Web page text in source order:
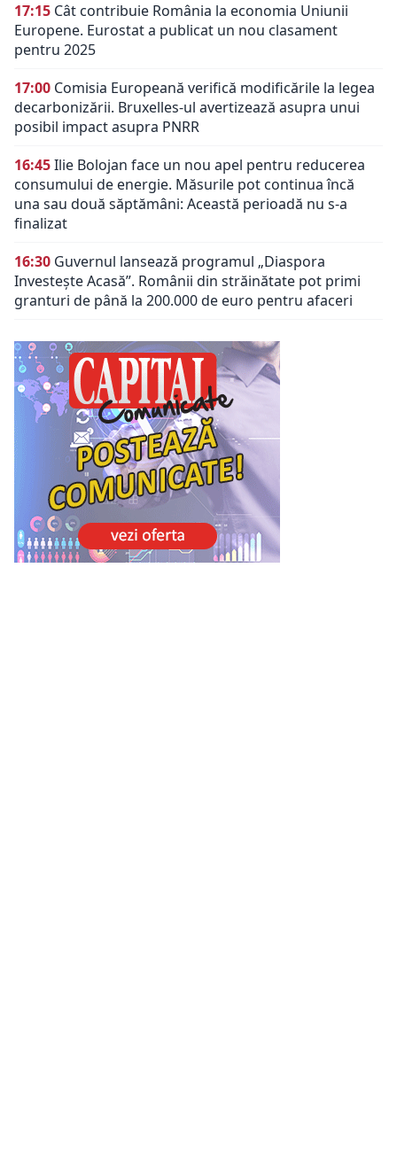
17:15 Cât contribuie România la economia Uniunii
Europene. Eurostat a publicat un nou clasament
pentru 2025
17:00 Comisia Europeană verifică modificările la legea
decarbonizării. Bruxelles-ul avertizează asupra unui
posibil impact asupra PNRR
16:45Ilie Bolojan face un nou apel pentru reducerea
consumului de energie. Măsurile pot continua încă
una sau două săptămâni: Această perioadă nu s-a
finalizat
16:30 Guvernul lansează programul „Diaspora
Investește Acasă”. Românii din străinătate pot primi
granturi de până la 200.000 de euro pentru afaceri